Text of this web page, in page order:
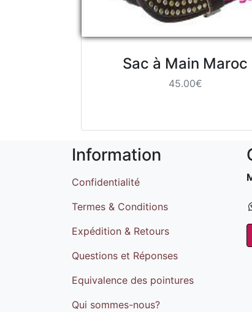
Sac à Main Maroc
45.00€
Information
Confidentialité
Termes & Conditions
Expédition & Retours
Questions et Réponses
Equivalence des pointures
Qui sommes-nous?